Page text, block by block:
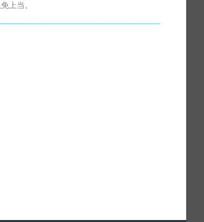
上当。